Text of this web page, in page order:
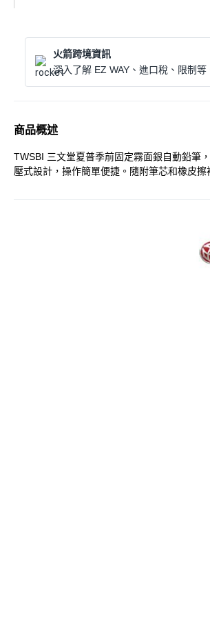
火箭跨境資訊
深入了解 EZ WAY、進口稅、限制等
商品概述
TWSBI 三文堂夏普季前固定霧面銀自動鉛筆
壓式設計，操作簡單便捷。隨附筆芯和橡皮